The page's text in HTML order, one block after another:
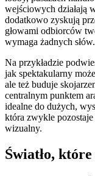
wejściowych działają
dodatkowo zyskują
głowami odbiorców
wymaga żadnych słów.
Na przykładzie
jak spektakularny
ale też buduje
centralnym punktem
idealne do dużych,
która zwykle
wizualny.
Światło,